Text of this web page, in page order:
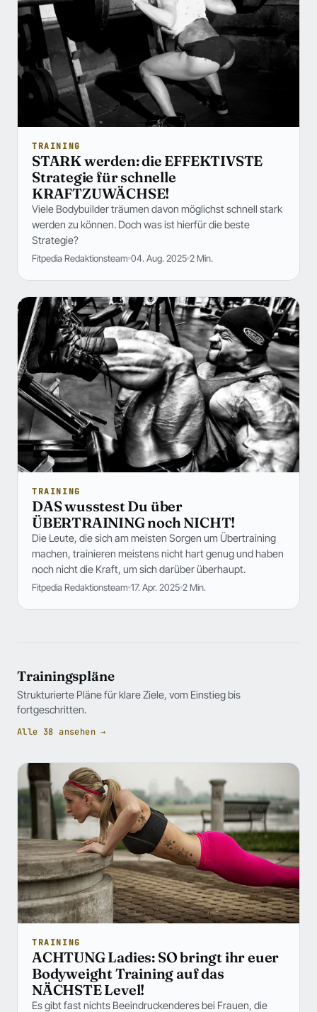
TRAINING
STARK werden: die EFFEKTIVSTE
Strategie für schnelle
KRAFTZUWÄCHSE!
Viele Bodybuilder träumen davon möglichst schnell stark
werden zu können. Doch was ist hierfür die beste
Strategie?
Fitpedia Redaktionsteam 04. Aug. 2025 2 Min.
TRAINING
DAS wusstest Du über
ÜBERTRAINING noch NICHT!
Die Leute, die sich am meisten Sorgen um Übertraining
machen, trainieren meistens nicht hart genug und haben
noch nicht die Kraft, um sich darüber überhaupt.
Fitpedia Redaktionsteam 17. Apr. 2025 2 Min.
Trainingspläne
Strukturierte Pläne für klare Ziele, vom Einstieg bis
fortgeschritten.
Alle 38 ansehen →
TRAINING
ACHTUNG Ladies: SO bringt ihr euer
Bodyweight Training auf das
NÄCHSTE Level!
Es gibt fast nichts Beeindruckenderes bei Frauen, die